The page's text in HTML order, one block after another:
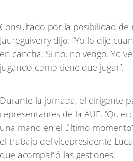
Consultado por la posibilidad
Jaureguiverry dijo: “Yo lo dije
en cancha. Si no, no vengo. Yo
jugando como tiene que jugar”.
Durante la jornada, el dirigente
representantes de la AUF.
una mano en el último
el trabajo del vicepresidente
que acompañó las gestiones.